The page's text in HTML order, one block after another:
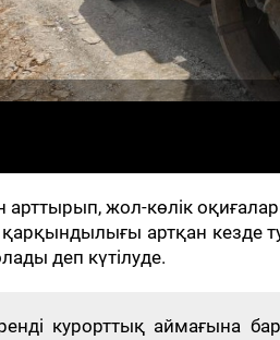
арттырып, жол-көлік
артқан кезде
деп күтілуде.
курорттық аймағына